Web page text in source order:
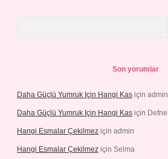
Son yorumlar
Daha Güçlü Yumruk Için Hangi Kas için admin
Daha Güçlü Yumruk Için Hangi Kas için Defne
Hangi Esmalar Çekilmez için admin
Hangi Esmalar Çekilmez için Selma